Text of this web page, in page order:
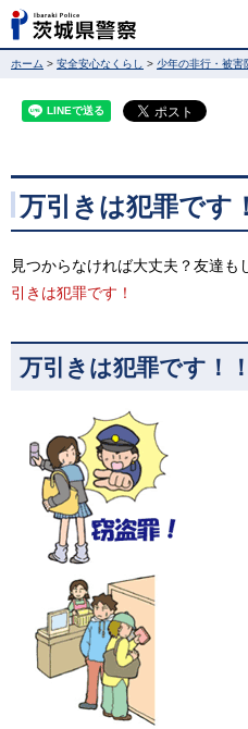
ホーム > 安全安心なくらし > 少年の非行・被害
万引きは犯罪です
見つからなければ大丈夫？友達も
引きは犯罪です！
万引きは犯罪です！！